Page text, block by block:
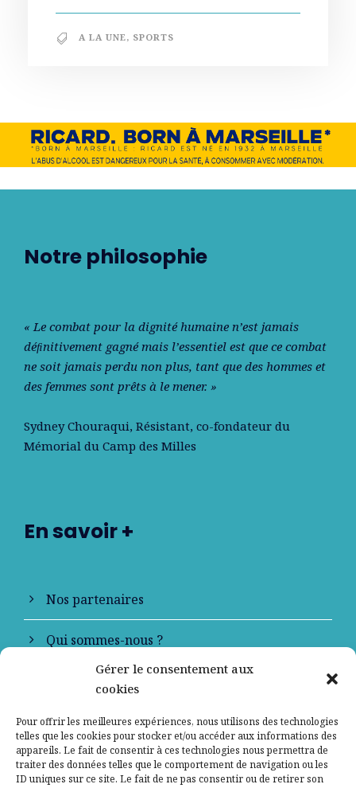
Gérer le consentement aux
cookies
Pour offrir les meilleures expériences, nous utilisons des technologies
telles que les cookies pour stocker et/ou accéder aux informations des
appareils. Le fait de consentir à ces technologies nous permettra de
traiter des données telles que le comportement de navigation ou les
ID uniques sur ce site. Le fait de ne pas consentir ou de retirer son
A LA UNE, SPORTS
Notre philosophie
« Le combat pour la dignité humaine n’est jamais
déﬁnitivement gagné mais l’essentiel est que ce combat
ne soit jamais perdu non plus, tant que des hommes et
des femmes sont prêts à le mener. »
Sydney Chouraqui, Résistant, co-fondateur du
Mémorial du Camp des Milles
En savoir +
Nos partenaires
Qui sommes-nous ?
Contactez-nous
Mentions légales
Politique de confidentialité